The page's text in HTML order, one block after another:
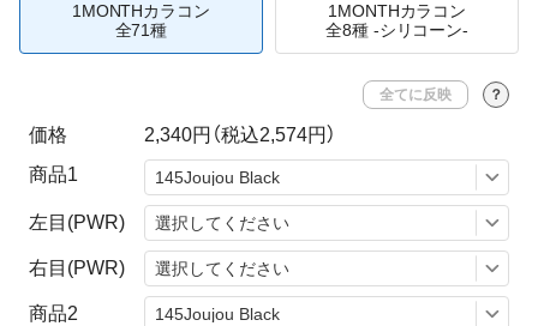
1MONTHカラコン
全71種
1MONTHカラコン
全8種 -シリコーン-
全てに反映 ？
価格 2,340円 （税込2,574円）
商品1
左目(PWR)
右目(PWR)
商品2